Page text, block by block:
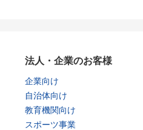
法人・企業のお客様
企業向け
自治体向け
教育機関向け
スポーツ事業